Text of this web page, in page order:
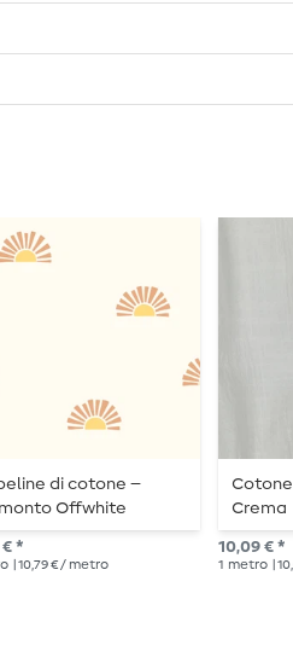
di cotone –
Offwhite
€ *
| 10,79 € / metro
Cotone
Crema
10,09 € *
1 metro |